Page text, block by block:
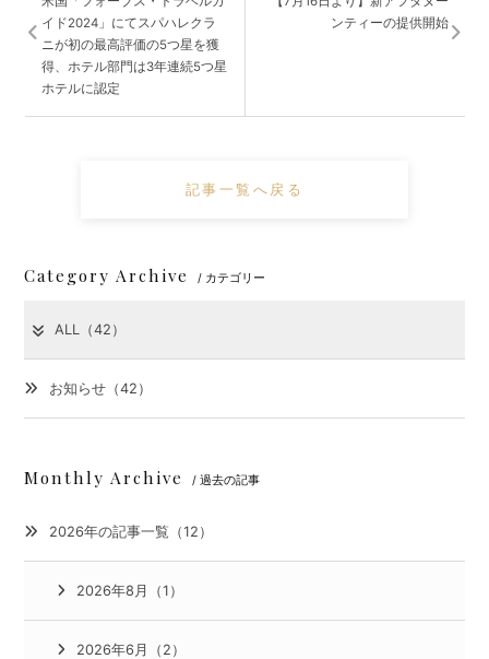
イド2024」にてスパハレクラ
ニが初の最高評価の5つ星を獲
得、ホテル部門は3年連続5つ星
ホテルに認定
ンティーの提供開始
記事一覧へ戻る
Category Archive / カテゴリー
ALL（42）
お知らせ（42）
Monthly Archive / 過去の記事
2026年の記事一覧（12）
2026年8月（1）
2026年6月（2）